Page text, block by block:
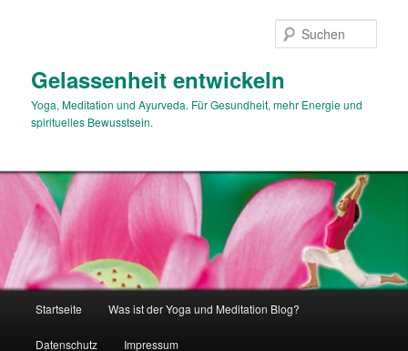
Gelassenheit entwickeln
Yoga, Meditation und Ayurveda. Für Gesundheit, mehr Energie und
spirituelles Bewusstsein.
Startseite Was ist der Yoga und Meditation Blog?
Datenschutz Impressum